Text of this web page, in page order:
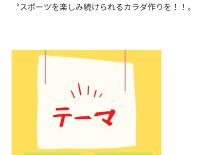
〝スポーツを楽しみ続けられるカラダ作りを！！〟